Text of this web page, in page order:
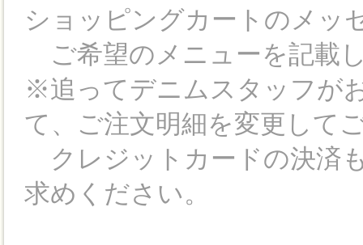
ショッピングカートのメッ
ご希望のメニューを記載
※追ってデニムスタッフが
て、ご注文明細を変更して
クレジットカードの決済
求めください。